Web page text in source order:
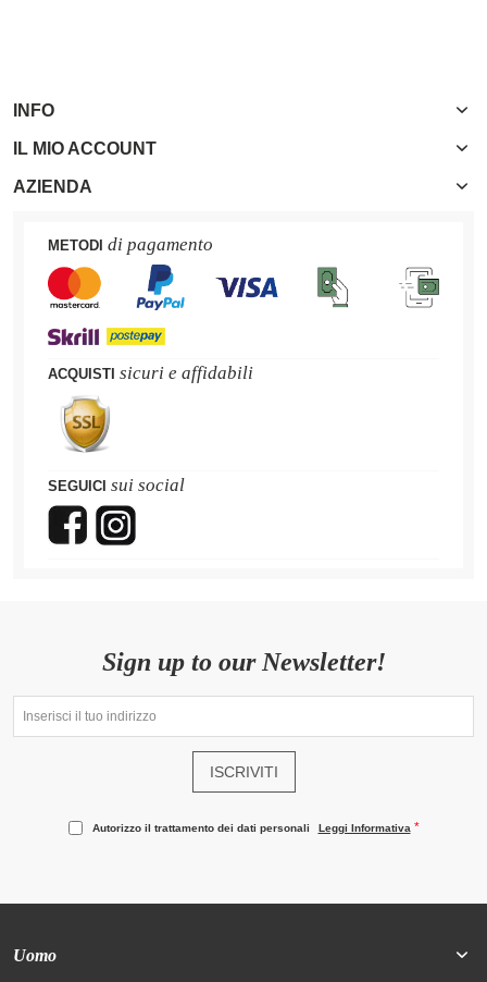
INFO
IL MIO ACCOUNT
AZIENDA
METODI di pagamento
ACQUISTI sicuri e affidabili
SEGUICI sui social
Sign up to our Newsletter!
ISCRIVITI
Autorizzo il trattamento dei dati personali Leggi Informativa
Uomo